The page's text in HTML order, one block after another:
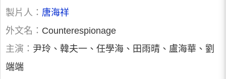
製片人： 唐海祥
外文名： Counterespionage
主演： 尹玲、韓夫一、任學海、田雨晴、盧海華、劉
端端